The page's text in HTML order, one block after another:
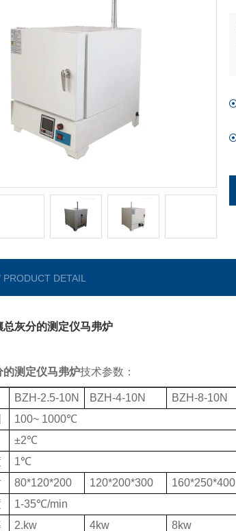
PRODUCT DETAIL
总灰分的测定仪马弗炉
的测定仪马弗炉技术参数：
BZH-2.5-10N BZH-4-10N BZH-8-10N
100~ 1000℃
±2℃
1℃
80*120*200 120*200*300 160*250*400
1-35℃/min
2.kw 4kw 8kw